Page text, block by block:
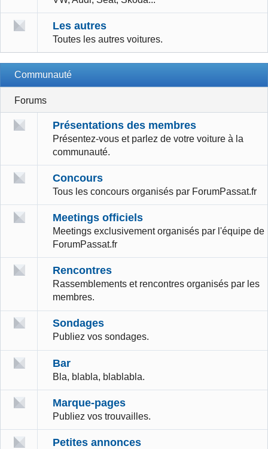
Les autres
Toutes les autres voitures.
Communauté
Forums
Présentations des membres
Présentez-vous et parlez de votre voiture à la
communauté.
Concours
Tous les concours organisés par ForumPassat.fr
Meetings officiels
Meetings exclusivement organisés par l'équipe de
ForumPassat.fr
Rencontres
Rassemblements et rencontres organisés par les
membres.
Sondages
Publiez vos sondages.
Bar
Bla, blabla, blablabla.
Marque-pages
Publiez vos trouvailles.
Petites annonces